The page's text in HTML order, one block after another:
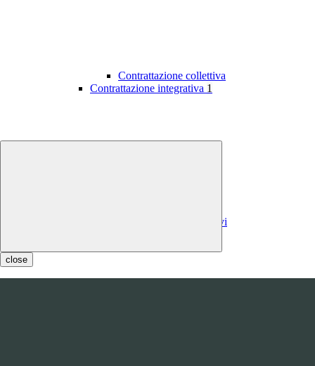
close
Contrattazione collettiva
Contrattazione integrativa 1
Costi contratti integrativi